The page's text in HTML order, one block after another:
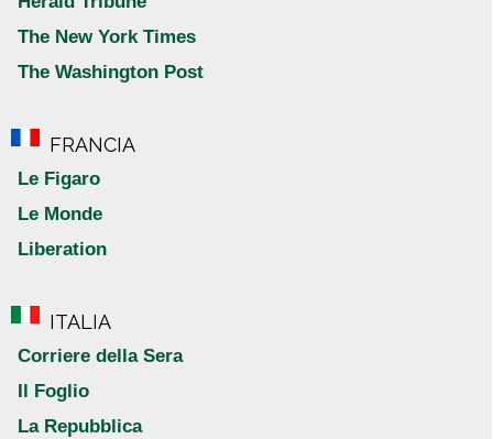
The New York Times
The Washington Post
FRANCIA
Le Figaro
Le Monde
Liberation
ITALIA
Corriere della Sera
Il Foglio
La Repubblica